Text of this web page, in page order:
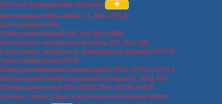
Кабельно-проводниковая продукция
Кабели медные ВВГнг, ВВГнг-LS, ВВГнг-FRLS
Кабель медный NYM
Провод гибкий медный ПВС (КуГВВ) / ШВВП
Коаксиальные телевизионные кабели SAT / RG / КВК
Слаботочные, телефонные, компьютерные провода UTP, FTP
Термостойкий провод РКГМ
Провод изолированный самонесущий СИП-2 / СИП-3 / СИП-4
Кабель медный гибкий в резиновой изоляции КГ, РПШ, КОГ
Провод одножильный ПВ-1 (ПУВ), ПВ-3 (ПУГВ), ПНСВ
Силовые, термостойкие, контрольные и оптические кабели